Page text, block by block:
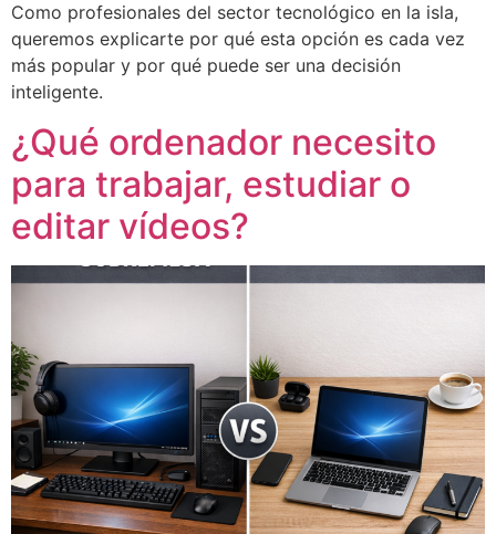
Como profesionales del sector tecnológico en la isla,
queremos explicarte por qué esta opción es cada vez
más popular y por qué puede ser una decisión
inteligente.
¿Qué ordenador necesito
para trabajar, estudiar o
editar vídeos?